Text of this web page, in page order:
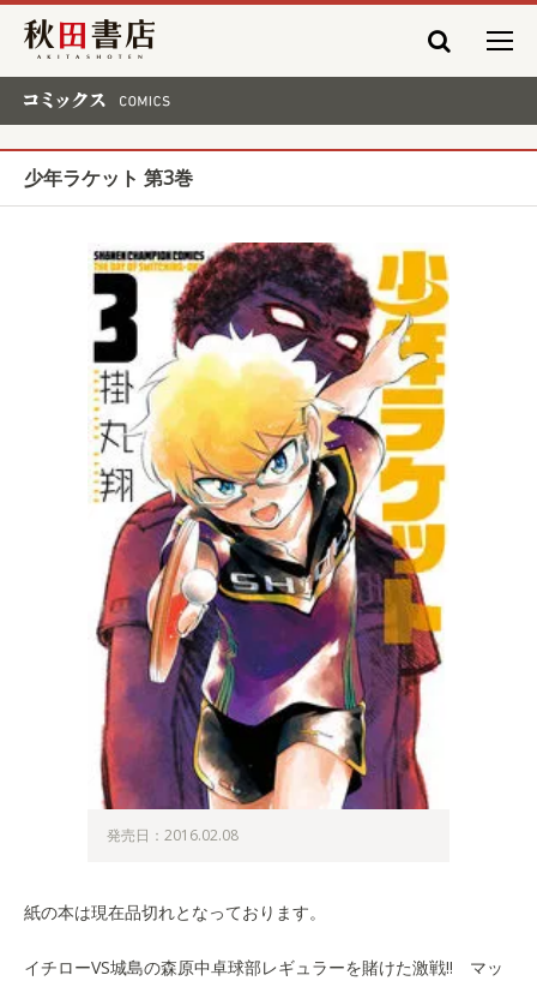
秋田書店
少年ラケット 第3巻
発売日：2016.02.08
紙の本は現在品切れとなっております。
イチローVS城島の森原中卓球部レギュラーを賭けた激戦!! マッ